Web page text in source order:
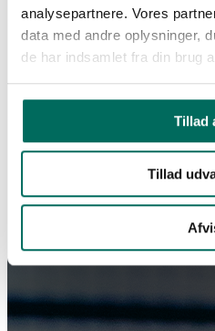
analysepartnere. Vores
data med andre oplysninger,
de har indsamlet fra din brug
Tillad
Tillad